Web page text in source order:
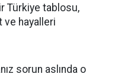
Türkiye tablosu,
ve hayalleri
sorun aslında o